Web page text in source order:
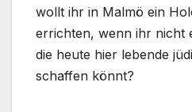
wollt ihr in Malmö ein
errichten, wenn ihr nicht
die heute hier lebende
schaffen könnt?